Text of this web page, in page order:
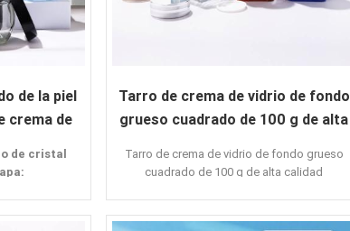
de la piel
crema de
de cristal
Tarro de crema de vidrio de fondo
grueso cuadrado de 100 g de alta
Tarro de crema de vidrio de fondo grueso
cuadrado de 100 g de alta calidad
Cuadrado